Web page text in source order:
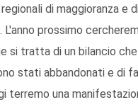
di maggioranza
prossimo
si tratta di un bilancio
stati abbandonati e di
terremo una